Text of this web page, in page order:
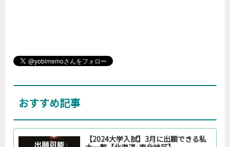
おすすめ記事
【2024大学入試】3月に出願できる私